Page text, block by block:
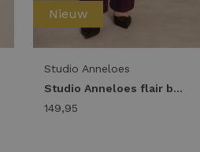
Nieuw
Studio Anneloes
Studio Anneloes flair bonded trousers 94800 Flared 3800 blackberry
149,95